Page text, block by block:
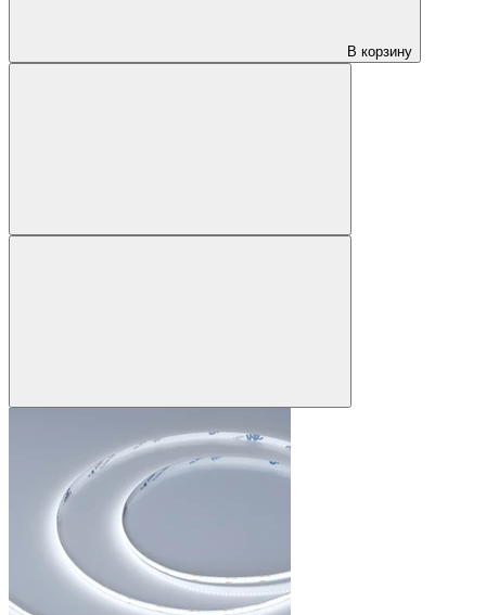
В корзину